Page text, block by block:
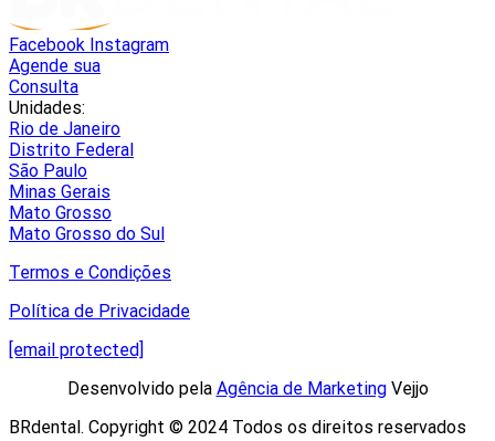
Facebook Instagram
Agende sua
Consulta
Unidades:
Rio de Janeiro
Distrito Federal
São Paulo
Minas Gerais
Mato Grosso
Mato Grosso do Sul
Termos e Condições
Política de Privacidade
[email protected]
Desenvolvido pela Agência de MarketingVejjo​
BRdental. Copyright © 2024 Todos os direitos reservados